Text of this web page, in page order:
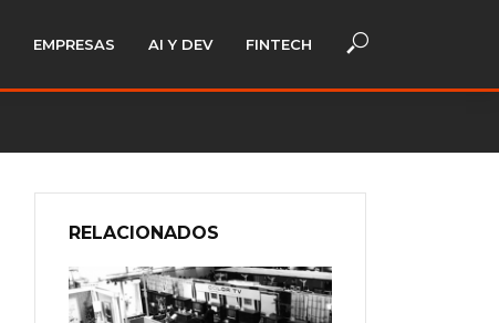
EMPRESAS AI Y DEV FINTECH
RELACIONADOS